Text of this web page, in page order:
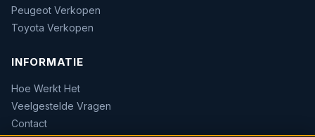
Peugeot Verkopen
Toyota Verkopen
INFORMATIE
Hoe Werkt Het
Veelgestelde Vragen
Contact